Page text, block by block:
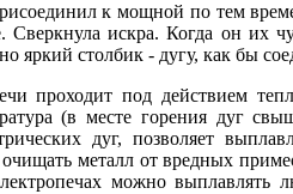
к мощной по тем
искра. Когда он их
яркий столбик - дугу, как бы
проходит под действием
(в месте горения дуг
дуг, позволяет
металл от вредных
можно